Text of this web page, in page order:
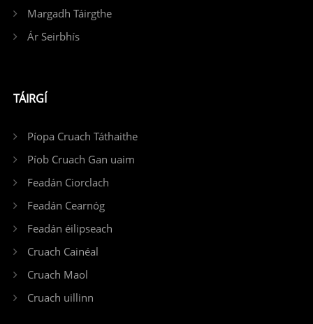
Margadh Táirgthe
Ár Seirbhís
TÁIRGÍ
Píopa Cruach Táthaithe
Píob Cruach Gan uaim
Feadán Ciorclach
Feadán Cearnóg
Feadán éilipseach
Cruach Cainéal
Cruach Maol
Cruach uillinn